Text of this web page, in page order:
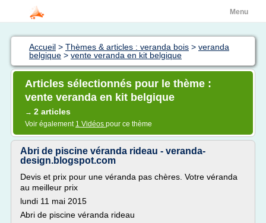
Menu
Accueil > Thèmes & articles : veranda bois > veranda
belgique > vente veranda en kit belgique
Articles sélectionnés pour le thème :
vente veranda en kit belgique
→ 2 articles
Voir également 1 Vidéos pour ce thème
Abri de piscine véranda rideau - veranda-
design.blogspot.com
Devis et prix pour une véranda pas chères. Votre véranda
au meilleur prix
lundi 11 mai 2015
Abri de piscine véranda rideau